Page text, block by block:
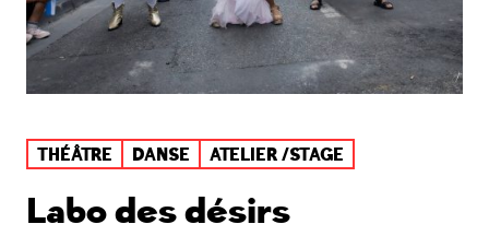
THÉÂTRE DANSE ATELIER /STAGE
Labo des désirs